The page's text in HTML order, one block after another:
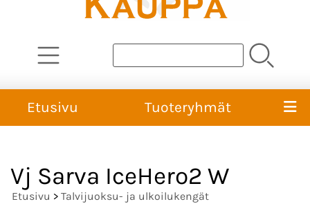
Etusivu Tuoteryhmät
Vj Sarva IceHero2 W
Etusivu > Talvijuoksu- ja ulkoilukengät